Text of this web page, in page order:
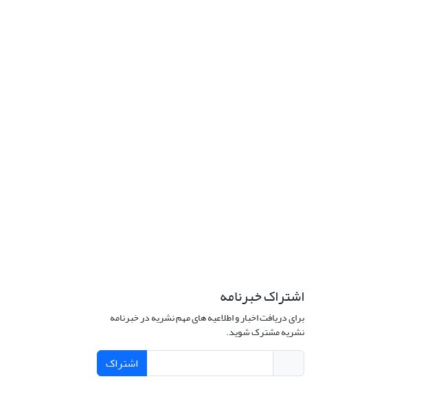
اشتراک خبرنامه
برای دریافت اخبار و اطلاعیه های مهم نشریه در خبرنامه
نشریه مشترک شوید.
اشتراک